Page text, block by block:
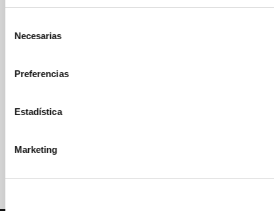
Necesarias
Preferencias
Estadística
Marketing